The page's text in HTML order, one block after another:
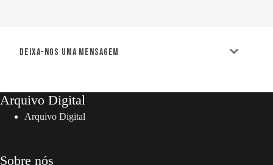
Deixa-nos uma mensagem
Arquivo Digital
Arquivo Digital
Sobre nós